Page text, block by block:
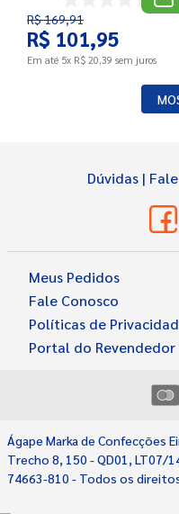
R$169,91
R$ 101,95
Em até 5x R$ 20,39 sem juros
Dúvidas |
Meus Pedidos
Fale Conosco
Políticas de
Portal do Revendedor
Ágape Marka de Confecções
Trecho 8, 150 - QD01, LT07/
74663-810 - Todos os
Como você avaliaria sua
Select
an
option